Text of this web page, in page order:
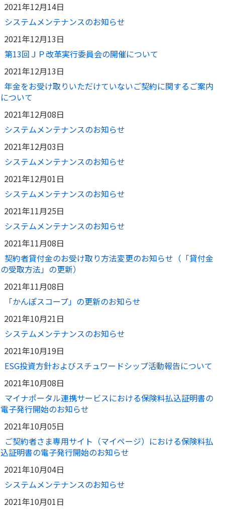
2021年12月14日
システムメンテナンスのお知らせ
2021年12月13日
第13回ＪＰ改革実行委員会の開催について
2021年12月13日
年金をお受け取りいただけていないご契約に関するご案内
について
2021年12月08日
システムメンテナンスのお知らせ
2021年12月03日
システムメンテナンスのお知らせ
2021年12月01日
システムメンテナンスのお知らせ
2021年11月25日
システムメンテナンスのお知らせ
2021年11月08日
契約者貸付金のお受け取り方法変更のお知らせ（「貸付金
の受取方法」の更新）
2021年11月08日
「かんぽスコープ」の更新のお知らせ
2021年10月21日
システムメンテナンスのお知らせ
2021年10月19日
ESG投資方針およびスチュワードシップ活動報告について
2021年10月08日
マイナポータル連携サービスにおける保険料払込証明書の
電子発行開始のお知らせ
2021年10月05日
ご契約者さま専用サイト（マイページ）における保険料払
込証明書の電子発行開始のお知らせ
2021年10月04日
システムメンテナンスのお知らせ
2021年10月01日